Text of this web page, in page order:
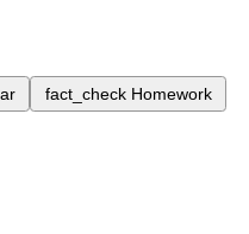
fact_check Homework